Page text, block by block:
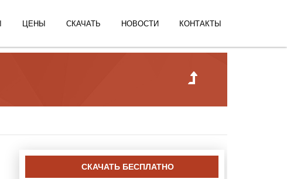
ЦЕНЫ СКАЧАТЬ НОВОСТИ КОНТАКТЫ
СКАЧАТЬ БЕСПЛАТНО